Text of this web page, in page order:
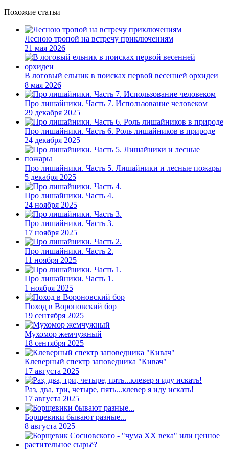
Похожие статьи
Лесною тропой на встречу приключениям
21 мая 2026
В логовый ельник в поисках первой весенней орхидеи
8 мая 2026
Про лишайники. Часть 7. Использование человеком
29 декабря 2025
Про лишайники. Часть 6. Роль лишайников в природе
24 декабря 2025
Про лишайники. Часть 5. Лишайники и лесные пожары
5 декабря 2025
Про лишайники. Часть 4.
24 ноября 2025
Про лишайники. Часть 3.
17 ноября 2025
Про лишайники. Часть 2.
11 ноября 2025
Про лишайники. Часть 1.
1 ноября 2025
Поход в Вороновский бор
19 сентября 2025
Мухомор жемчужный
18 сентября 2025
Клеверный спектр заповедника "Кивач"
17 августа 2025
Раз, два, три, четыре, пять...клевер я иду искать!
17 августа 2025
Борщевики бывают разные...
8 августа 2025